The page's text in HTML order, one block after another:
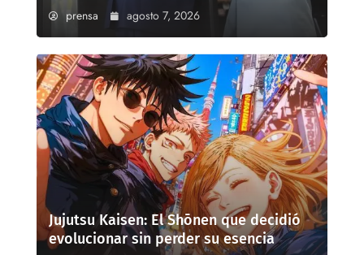
prensa agosto 7, 2026
Jujutsu Kaisen: El Shōnen que decidió
evolucionar sin perder su esencia